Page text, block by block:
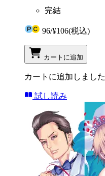
完結
96/¥106(税込)
カートに追加
カートに追加しました
試し読み